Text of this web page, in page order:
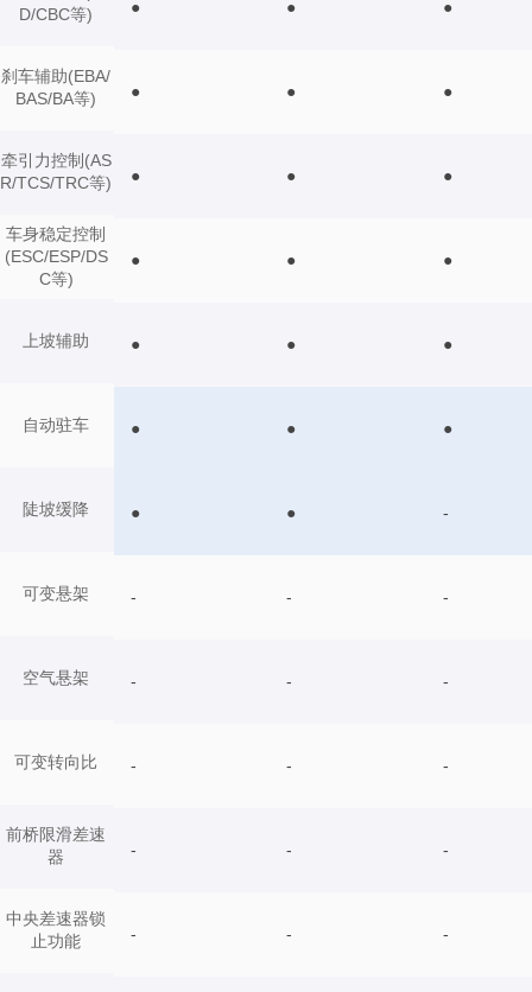
D/CBC等)
刹车辅助(EBA/
BAS/BA等)
牵引力控制(AS
R/TCS/TRC等)
车身稳定控制
(ESC/ESP/DS
C等)
上坡辅助
自动驻车
陡坡缓降
可变悬架
空气悬架
可变转向比
前桥限滑差速
器
中央差速器锁
止功能
● ● ●
● ● ●
● ● ●
● ● ●
● ● ●
● ● ●
● ● -
- - -
- - -
- - -
- - -
- - -